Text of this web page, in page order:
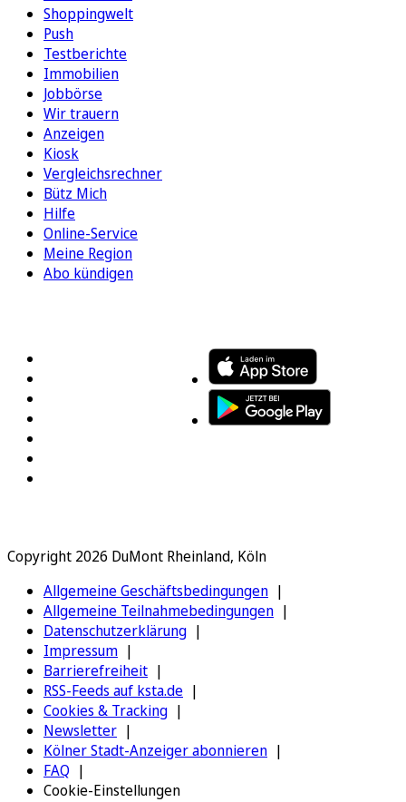
Shoppingwelt
Push
Testberichte
Immobilien
Jobbörse
Wir trauern
Anzeigen
Kiosk
Vergleichsrechner
Bütz Mich
Hilfe
Online-Service
Meine Region
Abo kündigen
Copyright 2026 DuMont Rheinland, Köln
Allgemeine Geschäftsbedingungen
Allgemeine Teilnahmebedingungen
Datenschutzerklärung
Impressum
Barrierefreiheit
RSS-Feeds auf ksta.de
Cookies & Tracking
Newsletter
Kölner Stadt-Anzeiger abonnieren
FAQ
Cookie-Einstellungen